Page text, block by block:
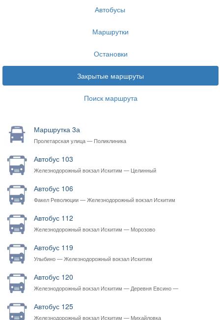
Автобусы
Маршрутки
Остановки
Закрытые маршруты
Поиск маршрута
Маршрутка 3а
Пролетарская улица — Поликлиника
Автобус 103
Железнодорожный вокзал Искитим — Целинный
Автобус 106
Факел Революции — Железнодорожный вокзал Искитим
Автобус 112
Железнодорожный вокзал Искитим — Морозово
Автобус 119
Улыбино — Железнодорожный вокзал Искитим
Автобус 120
Железнодорожный вокзал Искитим — Деревня Евсино —
Автобус 125
Железнодорожный вокзал Искитим — Михайловка